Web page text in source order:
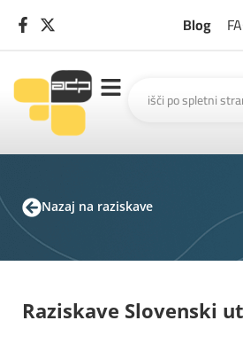
Blog
Nazaj na raziskave
Raziskave Slovenski